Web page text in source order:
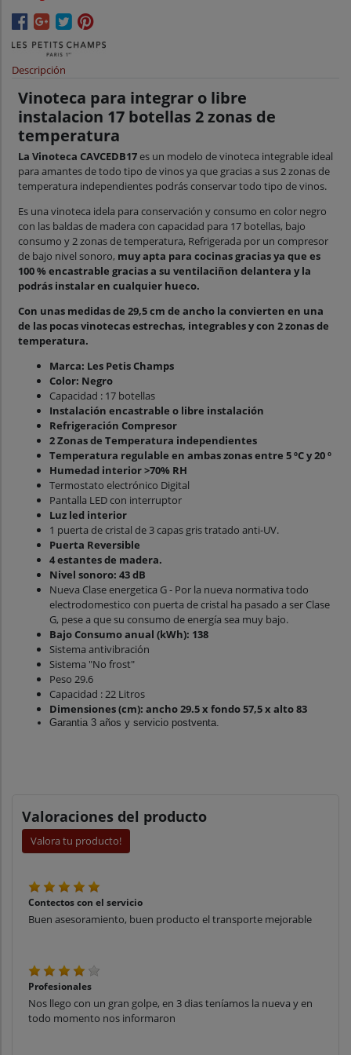
Descripción
Vinoteca para integrar o libre
instalacion 17 botellas 2 zonas de
temperatura
La Vinoteca CAVCEDB17es un modelo de vinoteca integrable ideal
para amantes de todo tipo de vinos ya que gracias a sus 2 zonas de
temperatura independientes podrás conservar todo tipo de vinos.
Es una vinoteca idela para conservación y consumo en color negro
con las baldas de madera con capacidad para 17 botellas, bajo
consumo y 2 zonas de temperatura, Refrigerada por un compresor
de bajo nivel sonoro, muy apta para cocinas gracias ya que es
100 % encastrable gracias a su ventilaciñon delantera y la
podrás instalar en cualquier hueco.
Con unas medidas de 29,5 cm de ancho la convierten en una
de las pocas vinotecas estrechas, integrables y con 2 zonas de
temperatura.
Marca: Les Petis Champs
Color: Negro
Capacidad : 17 botellas
Instalación encastrable o libre instalación
Refrigeración Compresor
2 Zonas de Temperatura independientes
Temperatura regulable en ambas zonas entre 5 ºC y 20 º
Humedad interior >70% RH
Termostato electrónico Digital
Pantalla LED con interruptor
Luz led interior
1 puerta de cristal de 3 capas gris tratado anti-UV.
Puerta Reversible
4 estantes de madera.
Nivel sonoro: 43 dB
Nueva Clase energetica G - Por la nueva normativa todo
electrodomestico con puerta de cristal ha pasado a ser Clase
G, pese a que su consumo de energía sea muy bajo.
Bajo Consumo anual (kWh): 138
Sistema antivibración
Sistema "No frost"
Peso 29.6
Capacidad : 22 Litros
Dimensiones (cm): ancho 29.5 x fondo 57,5 x alto 83
Garantia 3 años y servicio postventa.
Valoraciones del producto
Valora tu producto!
Contectos con el servicio
Buen asesoramiento, buen producto el transporte mejorable
Profesionales
Nos llego con un gran golpe, en 3 dias teníamos la nueva y en
todo momento nos informaron